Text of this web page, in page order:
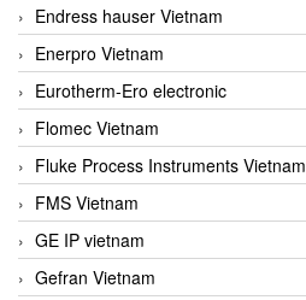
Endress hauser Vietnam
Enerpro Vietnam
Eurotherm-Ero electronic
Flomec Vietnam
Fluke Process Instruments Vietnam
FMS Vietnam
GE IP vietnam
Gefran Vietnam